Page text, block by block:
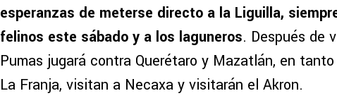
esperanzas de meterse directo a la Liguilla,
felinos este sábado y a los laguneros. Después de
Pumas jugará contra Querétaro y Mazatlán, en
La Franja, visitan a Necaxa y visitarán el Akron.